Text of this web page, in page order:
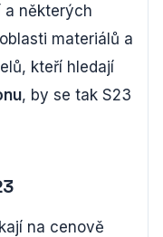
a některých
materiálů a
kteří hledají
, by se tak S23
na cenově